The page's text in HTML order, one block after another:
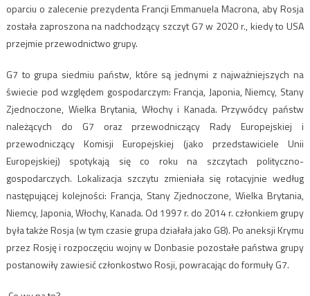
oparciu o zalecenie prezydenta Francji Emmanuela Macrona, aby Rosja
została zaproszona na nadchodzący szczyt G7 w 2020 r., kiedy to USA
przejmie przewodnictwo grupy.
G7 to grupa siedmiu państw, które są jednymi z najważniejszych na
świecie pod względem gospodarczym: Francja, Japonia, Niemcy, Stany
Zjednoczone, Wielka Brytania, Włochy i Kanada. Przywódcy państw
należących do G7 oraz przewodniczący Rady Europejskiej i
przewodniczący Komisji Europejskiej (jako przedstawiciele Unii
Europejskiej) spotykają się co roku na szczytach polityczno-
gospodarczych. Lokalizacja szczytu zmieniała się rotacyjnie według
następującej kolejności: Francja, Stany Zjednoczone, Wielka Brytania,
Niemcy, Japonia, Włochy, Kanada. Od 1997 r. do 2014 r. członkiem grupy
była także Rosja (w tym czasie grupa działała jako G8). Po aneksji Krymu
przez Rosję i rozpoczęciu wojny w Donbasie pozostałe państwa grupy
postanowiły zawiesić członkostwo Rosji, powracając do formuły G7.